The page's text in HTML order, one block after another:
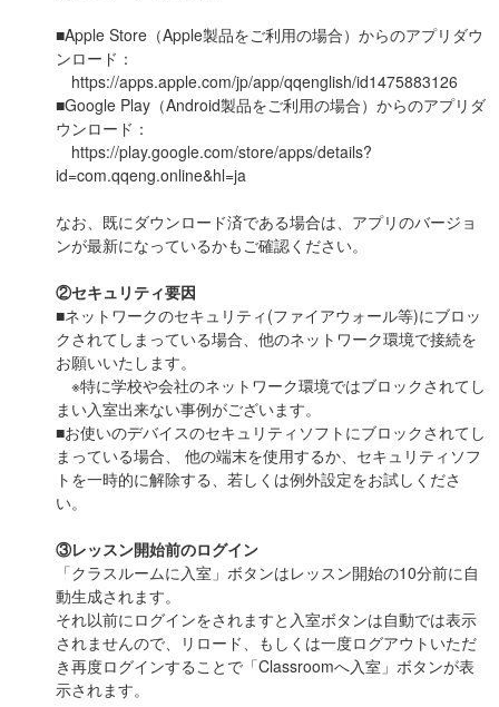
■Apple Store（Apple製品をご利用の場合）からのアプリダウ
ンロード：
https://apps.apple.com/jp/app/qqenglish/id1475883126
■Google Play（Android製品をご利用の場合）からのアプリダ
ウンロード：
https://play.google.com/store/apps/details?
id=com.qqeng.online&hl=ja
なお、既にダウンロード済である場合は、アプリのバージョ
ンが最新になっているかもご確認ください。
②セキュリティ要因
■ネットワークのセキュリティ(ファイアウォール等)にブロッ
クされてしまっている場合、他のネットワーク環境で接続を
お願いいたします。
※特に学校や会社のネットワーク環境ではブロックされてし
まい入室出来ない事例がございます。
■お使いのデバイスのセキュリティソフトにブロックされてし
まっている場合、 他の端末を使用するか、セキュリティソフ
トを一時的に解除する、若しくは例外設定をお試しくださ
い。
③レッスン開始前のログイン
「クラスルームに入室」ボタンはレッスン開始の10分前に自
動生成されます。
それ以前にログインをされますと入室ボタンは自動では表示
されませんので、リロード、もしくは一度ログアウトいただ
き再度ログインすることで「Classroomへ入室」ボタンが表
示されます。